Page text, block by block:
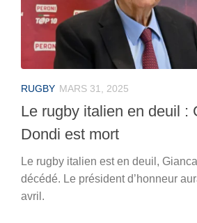
RUGBY MARS 31, 2025
Le rugby italien en deuil :
Dondi est mort
Le rugby italien est en deuil,
décédé. Le président d’honneur
avril.